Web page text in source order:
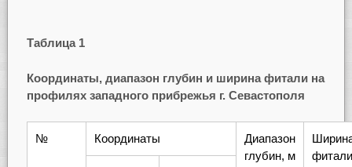
Таблица 1
Координаты, диапазон глубин и ширина фитали на
профилях западного прибрежья г. Севастополя
№ Координаты
Диапазон
глубин, м